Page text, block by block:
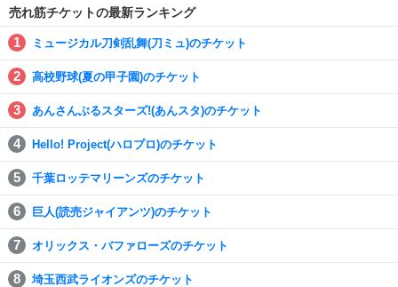
売れ筋チケットの最新ランキング
ミュージカル刀剣乱舞(刀ミュ)のチケット
高校野球(夏の甲子園)のチケット
あんさんぶるスターズ!(あんスタ)のチケット
Hello! Project(ハロプロ)のチケット
千葉ロッテマリーンズのチケット
巨人(読売ジャイアンツ)のチケット
オリックス・バファローズのチケット
埼玉西武ライオンズのチケット